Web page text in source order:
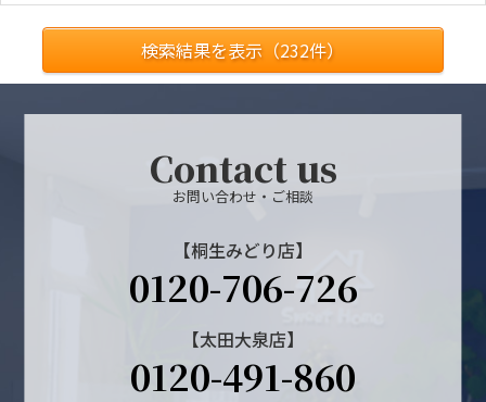
検索結果を表示（232件）
Contact us
お問い合わせ・ご相談
【桐生みどり店】
0120-706-726
【太田大泉店】
0120-491-860